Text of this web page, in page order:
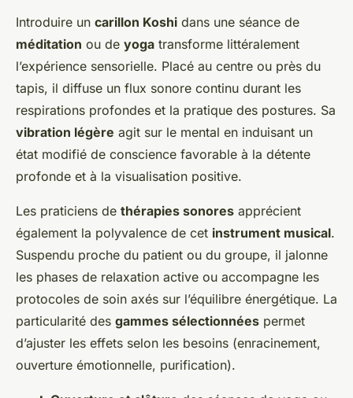
Introduire un carillon Koshi dans une séance de
méditation ou de yoga transforme littéralement
l’expérience sensorielle. Placé au centre ou près du
tapis, il diffuse un flux sonore continu durant les
respirations profondes et la pratique des postures. Sa
vibration légère agit sur le mental en induisant un
état modifié de conscience favorable à la détente
profonde et à la visualisation positive.
Les praticiens de thérapies sonores apprécient
également la polyvalence de cet instrument musical.
Suspendu proche du patient ou du groupe, il jalonne
les phases de relaxation active ou accompagne les
protocoles de soin axés sur l’équilibre énergétique. La
particularité des gammes sélectionnées permet
d’ajuster les effets selon les besoins (enracinement,
ouverture émotionnelle, purification).